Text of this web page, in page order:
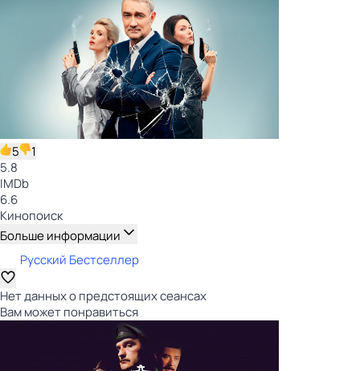
5
1
5.8
IMDb
6.6
Кинопоиск
Больше информации
Русский Бестселлер
Нет данных о предстоящих сеансах
Вам может понравиться